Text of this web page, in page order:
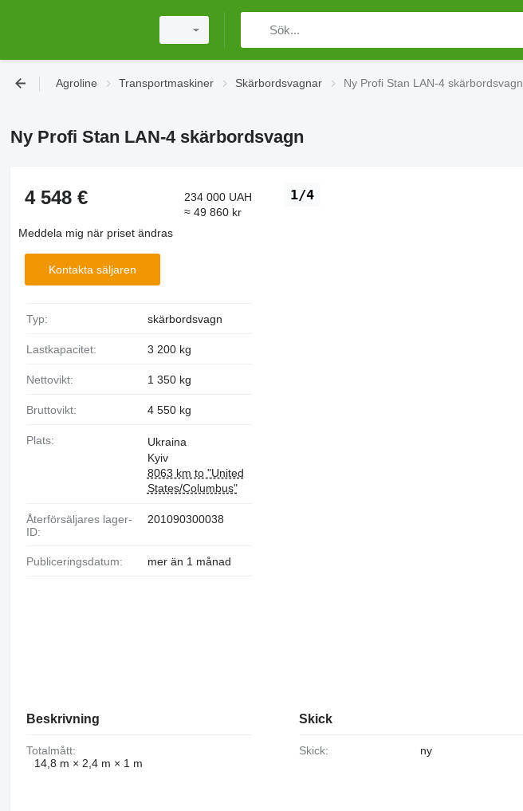
Agroline Transportmaskiner Skärbordsvagnar Ny Profi Stan LAN-4 skärbordsvagn
Ny Profi Stan LAN-4 skärbordsvagn
1/4
4 548 €
234 000 UAH
≈ 49 860 kr
Meddela mig när priset ändras
Kontakta säljaren
Typ: skärbordsvagn
Lastkapacitet: 3 200 kg
Nettovikt: 1 350 kg
Bruttovikt: 4 550 kg
Plats:
Ukraina
Kyiv
8063 km to "United
States/Columbus"
Återförsäljares lager-
ID:
201090300038
Publiceringsdatum: mer än 1 månad
Beskrivning
Totalmått:
14,8 m × 2,4 m × 1 m
Skick
Skick: ny